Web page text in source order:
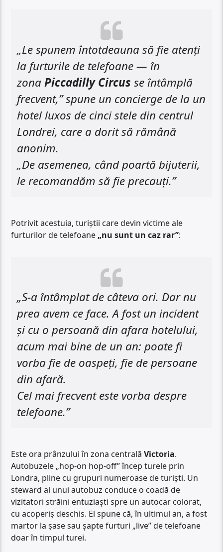
„Le spunem întotdeauna să fie atenți
la furturile de telefoane — în
zonaPiccadilly Circus se întâmplă
frecvent,” spune un concierge de la un
hotel luxos de cinci stele din centrul
Londrei, care a dorit să rămână
anonim.
„De asemenea, când poartă bijuterii,
le recomandăm să fie precauți.”
Potrivit acestuia, turiștii care devin victime ale
furturilor de telefoane „nu sunt un caz rar”:
„S-a întâmplat de câteva ori. Dar nu
prea avem ce face. A fost un incident
și cu o persoană din afara hotelului,
acum mai bine de un an: poate fi
vorba fie de oaspeți, fie de persoane
din afară.
Cel mai frecvent este vorba despre
telefoane.”
Este ora prânzului în zona centralăVictoria.
Autobuzele „hop-on hop-off” încep turele prin
Londra, pline cu grupuri numeroase de turiști. Un
steward al unui autobuz conduce o coadă de
vizitatori străini entuziaști spre un autocar colorat,
cu acoperiș deschis. El spune că, în ultimul an, a fost
martor la șase sau șapte furturi „live” de telefoane
doar în timpul turei.